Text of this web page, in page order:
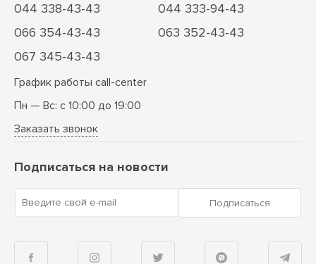
044 338-43-43
044 333-94-43
066 354-43-43
063 352-43-43
067 345-43-43
График работы call-center
Пн — Вс: с 10:00 до 19:00
Заказать звонок
Подписаться на новости
Введите свой e-mail Подписаться